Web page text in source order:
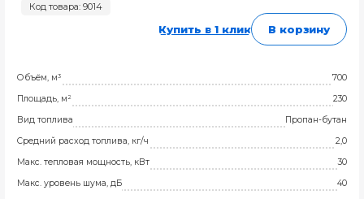
Код товара: 9014
Купить в 1 клик В корзину
Объём, м³
700
Площадь, м²
230
Вид топлива
Пропан-бутан
Средний расход топлива, кг/ч
2,0
Макс. тепловая мощность, кВт
30
Макс. уровень шума, дБ
40